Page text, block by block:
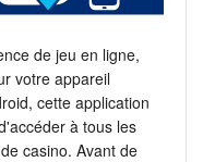
de jeu en ligne,
votre appareil
cette application
à tous les
casino. Avant de